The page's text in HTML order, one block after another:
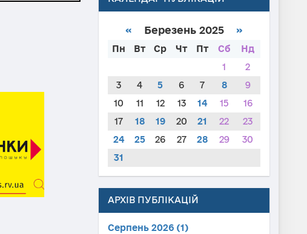
« Березень 2025 »
Пн Вт Ср Чт Пт Сб
Нд
1
2
3
4 5 6 7 8
9
10
11 12 13 14 15
16
17
18 19 20 21 22
23
24
25 26 27 28 29
30
31
АРХІВ ПУБЛІКАЦІЙ
Серпень 2026 (1)